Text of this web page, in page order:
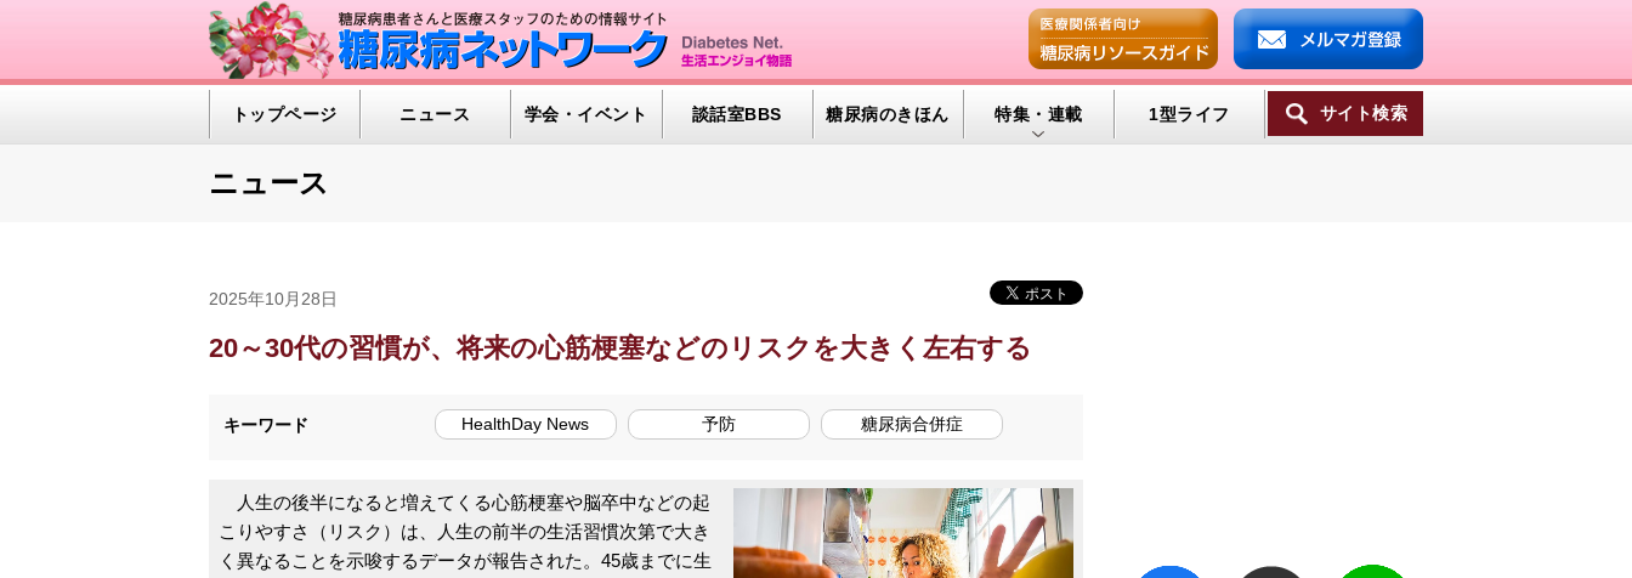
トップページ ニュース 学会・イベント 談話室BBS 糖尿病のきほん 特集・連載
グリコアルブミン
1型ライフ サイト検索
ニュース
2025年10月28日
20～30代の習慣が、将来の心筋梗塞などのリスクを大きく左右する
キーワード HealthDay News 予防 糖尿病合併症
人生の後半になると増えてくる心筋梗塞や脳卒中などの起
こりやすさ（リスク）は、人生の前半の生活習慣次第で大き
く異なることを示唆するデータが報告された。45歳までに生